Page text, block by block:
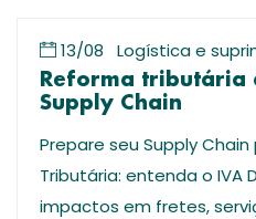
13/08 Logística e
Reforma tributária
Supply Chain
Prepare seu Supply
Tributária: entenda o IVA
impactos em fretes,